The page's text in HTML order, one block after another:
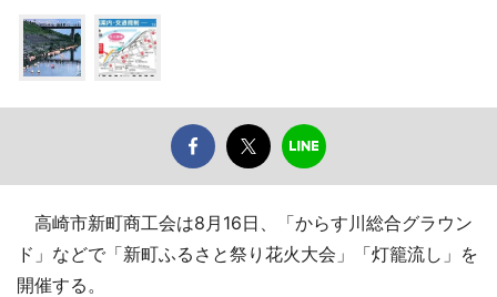
高崎市新町商工会は8月16日、「からす川総合グラウン
ド」などで「新町ふるさと祭り花火大会」「灯籠流し」を
開催する。